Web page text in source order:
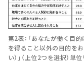
第2表：「あなたが働く目
を得ること以外の目的を
い）」（上位2つを選択）単